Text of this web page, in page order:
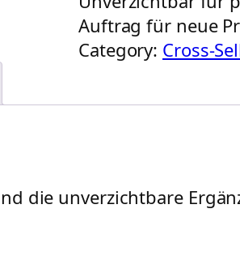
Auftrag für neue
Category: Cross-
die unverzichtbare